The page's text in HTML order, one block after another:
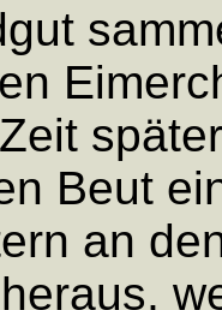
Beut
an